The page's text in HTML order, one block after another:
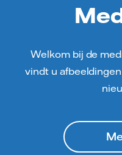
Welkom bij de
vindt u